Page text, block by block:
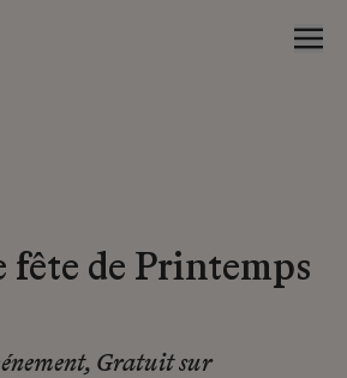
fête de Printemps
Gratuit sur